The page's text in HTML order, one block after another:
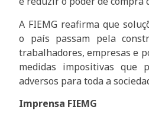
A FIEMG reafirma que
o país passam pela
trabalhadores, empresas e
medidas impositivas que
adversos para toda a
Imprensa FIEMG